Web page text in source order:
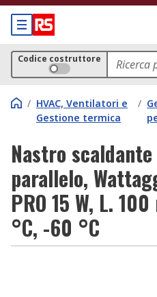
Codice costruttore
/ HVAC, Ventilatori e
Gestione termica
/
Nastro
parallelo,
PRO 15 W, L.
°C, -60 °C